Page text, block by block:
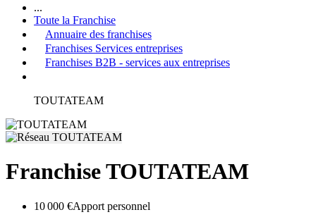
...
Toute la Franchise
Annuaire des franchises
Franchises Services entreprises
Franchises B2B - services aux entreprises
TOUTATEAM
Franchise TOUTATEAM
10 000 €Apport personnel